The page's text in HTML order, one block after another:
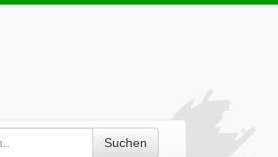
Suchen